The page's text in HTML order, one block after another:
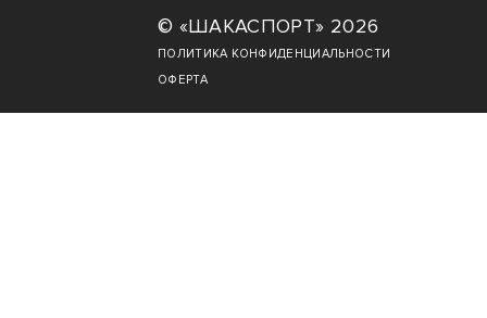
© «ШАКАСПОРТ» 2026
ПОЛИТИКА КОНФИДЕНЦИАЛЬНОСТИ
ОФЕРТА